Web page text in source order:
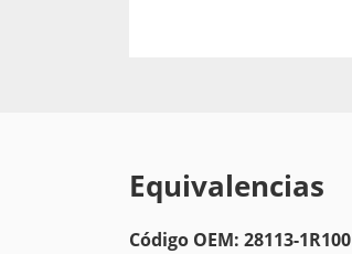
Equivalencias
Código OEM: 28113-1R100